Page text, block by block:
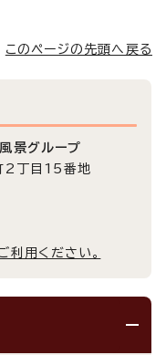
このページの先頭へ戻る
景グループ
丁目15番地
利用ください。